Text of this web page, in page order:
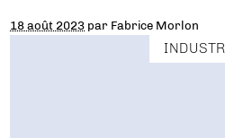
18 août 2023 par Fabrice Morlon